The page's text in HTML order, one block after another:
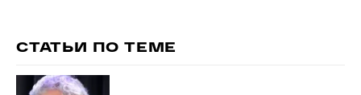
СТАТЬИ ПО ТЕМЕ